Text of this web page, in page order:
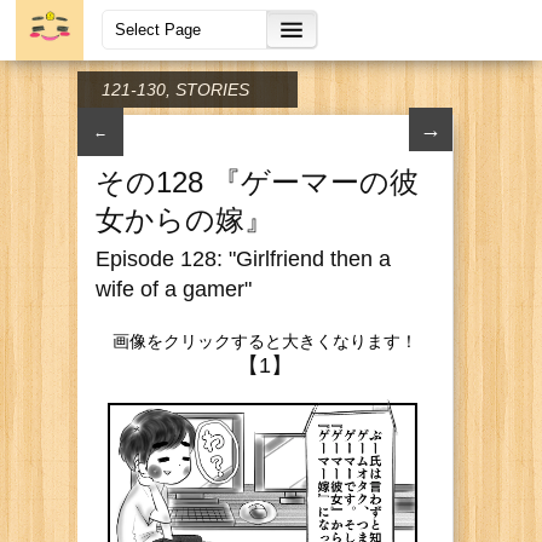
121-130 STORIES
← →
その128 『ゲーマーの彼
女からの嫁』
Episode 128: "Girlfriend then a
wife of a gamer"
画像をクリックすると大きくなります！
【1】